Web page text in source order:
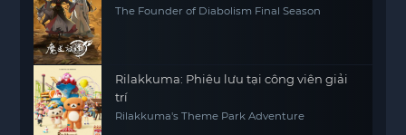
The Founder of Diabolism Final Season
Rilakkuma: Phiêu lưu tại công viên giải
trí
Rilakkuma's Theme Park Adventure